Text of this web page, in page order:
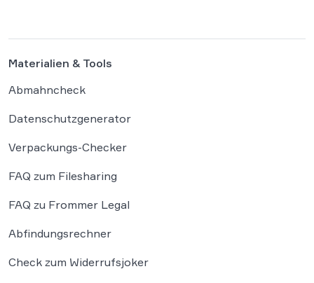
Materialien & Tools
Abmahncheck
Datenschutzgenerator
Verpackungs-Checker
FAQ zum Filesharing
FAQ zu Frommer Legal
Abfindungsrechner
Check zum Widerrufsjoker